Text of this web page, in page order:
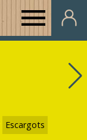
Escargots